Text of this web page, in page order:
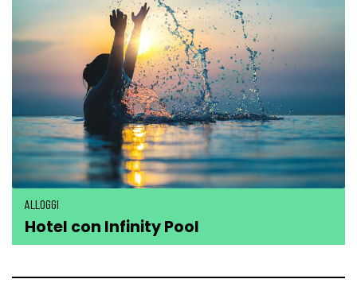
ALLOGGI
Hotel con Infinity Pool